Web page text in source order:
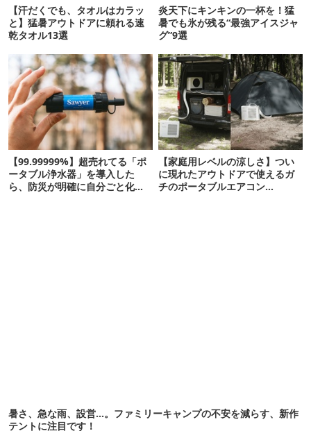
【汗だくでも、タオルはカラッ
と】猛暑アウトドアに頼れる速
乾タオル13選
炎天下にキンキンの一杯を！猛
暑でも氷が残る“最強アイスジャ
グ”9選
【99.99999%】超売れてる「ポ
ータブル浄水器」を導入した
ら、防災が明確に自分ごと化し
【家庭用レベルの涼しさ】つい
に現れたアウトドアで使えるガ
チのポータブルエアコン
暑さ、急な雨、設営…。ファミリーキャンプの不安を減らす、新作
テントに注目です！